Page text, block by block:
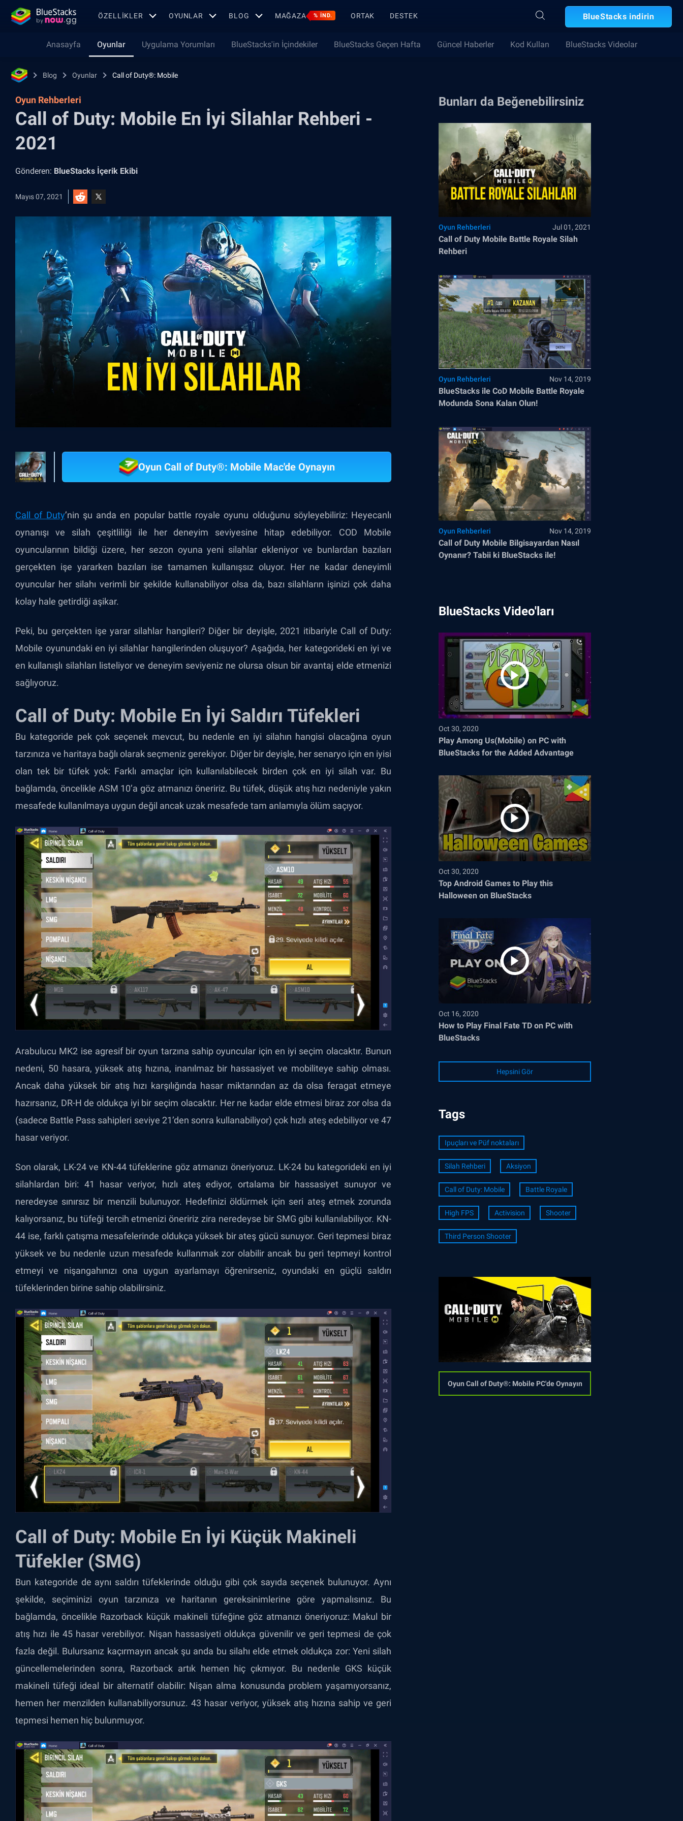
ÖZELLIKLER OYUNLAR BLOG MAĞAZA % IND. ORTAK DESTEK BlueStacks indirin
Anasayfa Oyunlar Uygulama Yorumları BlueStacks'in İçindekiler BlueStacks Geçen Hafta Güncel Haberler Kod Kullan BlueStacks Videolar
Blog Oyunlar Call of Duty®: Mobile
Oyun Rehberleri
Call of Duty: Mobile En İyi Sİlahlar Rehberi -
2021
Gönderen: BlueStacks İçerik Ekibi
Mayıs 07, 2021
Oyun Call of Duty®: Mobile Mac'de Oynayın
Call of Duty’nin şu anda en popular battle royale oyunu olduğunu söyleyebiliriz: Heyecanlı
oynanışı ve silah çeşitliliği ile her deneyim seviyesine hitap edebiliyor. COD Mobile
oyuncularının bildiği üzere, her sezon oyuna yeni silahlar ekleniyor ve bunlardan bazıları
gerçekten işe yararken bazıları ise tamamen kullanışsız oluyor. Her ne kadar deneyimli
oyuncular her silahı verimli bir şekilde kullanabiliyor olsa da, bazı silahların işinizi çok daha
kolay hale getirdiği aşikar.
Peki, bu gerçekten işe yarar silahlar hangileri? Diğer bir deyişle, 2021 itibariyle Call of Duty:
Mobile oyunundaki en iyi silahlar hangilerinden oluşuyor? Aşağıda, her kategorideki en iyi ve
en kullanışlı silahları listeliyor ve deneyim seviyeniz ne olursa olsun bir avantaj elde etmenizi
sağlıyoruz.
Call of Duty: Mobile En İyi Saldırı Tüfekleri
Bu kategoride pek çok seçenek mevcut, bu nedenle en iyi silahın hangisi olacağına oyun
tarzınıza ve haritaya bağlı olarak seçmeniz gerekiyor. Diğer bir deyişle, her senaryo için en iyisi
olan tek bir tüfek yok: Farklı amaçlar için kullanılabilecek birden çok en iyi silah var. Bu
bağlamda, öncelikle ASM 10’a göz atmanızı öneririz. Bu tüfek, düşük atış hızı nedeniyle yakın
mesafede kullanılmaya uygun değil ancak uzak mesafede tam anlamıyla ölüm saçıyor.
Arabulucu MK2 ise agresif bir oyun tarzına sahip oyuncular için en iyi seçim olacaktır. Bunun
nedeni, 50 hasara, yüksek atış hızına, inanılmaz bir hassasiyet ve mobiliteye sahip olması.
Ancak daha yüksek bir atış hızı karşılığında hasar miktarından az da olsa feragat etmeye
hazırsanız, DR-H de oldukça iyi bir seçim olacaktır. Her ne kadar elde etmesi biraz zor olsa da
(sadece Battle Pass sahipleri seviye 21’den sonra kullanabiliyor) çok hızlı ateş edebiliyor ve 47
hasar veriyor.
Son olarak, LK-24 ve KN-44 tüfeklerine göz atmanızı öneriyoruz. LK-24 bu kategorideki en iyi
silahlardan biri: 41 hasar veriyor, hızlı ateş ediyor, ortalama bir hassasiyet sunuyor ve
neredeyse sınırsız bir menzili bulunuyor. Hedefinizi öldürmek için seri ateş etmek zorunda
kalıyorsanız, bu tüfeği tercih etmenizi öneririz zira neredeyse bir SMG gibi kullanılabiliyor. KN-
44 ise, farklı çatışma mesafelerinde oldukça yüksek bir ateş gücü sunuyor. Geri tepmesi biraz
yüksek ve bu nedenle uzun mesafede kullanmak zor olabilir ancak bu geri tepmeyi kontrol
etmeyi ve nişangahınızı ona uygun ayarlamayı öğrenirseniz, oyundaki en güçlü saldırı
tüfeklerinden birine sahip olabilirsiniz.
Call of Duty: Mobile En İyi Küçük Makineli
Tüfekler (SMG)
Bun kategoride de aynı saldırı tüfeklerinde olduğu gibi çok sayıda seçenek bulunuyor. Aynı
şekilde, seçiminizi oyun tarzınıza ve haritanın gereksinimlerine göre yapmalısınız. Bu
bağlamda, öncelikle Razorback küçük makineli tüfeğine göz atmanızı öneriyoruz: Makul bir
atış hızı ile 45 hasar verebiliyor. Nişan hassasiyeti oldukça güvenilir ve geri tepmesi de çok
fazla değil. Bulursanız kaçırmayın ancak şu anda bu silahı elde etmek oldukça zor: Yeni silah
güncellemelerinden sonra, Razorback artık hemen hiç çıkmıyor. Bu nedenle GKS küçük
makineli tüfeği ideal bir alternatif olabilir: Nişan alma konusunda problem yaşamıyorsanız,
hemen her menzilden kullanabiliyorsunuz. 43 hasar veriyor, yüksek atış hızına sahip ve geri
tepmesi hemen hiç bulunmuyor.
Bunları da Beğenebilirsiniz
Oyun Rehberleri Jul 01, 2021
Call of Duty Mobile Battle Royale Silah
Rehberi
Oyun Rehberleri Nov 14, 2019
BlueStacks ile CoD Mobile Battle Royale
Modunda Sona Kalan Olun!
Oyun Rehberleri Nov 14, 2019
Call of Duty Mobile Bilgisayardan Nasıl
Oynanır? Tabii ki BlueStacks ile!
BlueStacks Video'ları
Oct 30, 2020
Play Among Us(Mobile) on PC with
BlueStacks for the Added Advantage
Oct 30, 2020
Top Android Games to Play this
Halloween on BlueStacks
Oct 16, 2020
How to Play Final Fate TD on PC with
BlueStacks
Hepsini Gör
Tags
Ipuçları ve Püf noktaları
Silah Rehberi Aksiyon
Call of Duty: Mobile Battle Royale
High FPS Activision Shooter
Third Person Shooter
Oyun Call of Duty®: Mobile PC'de Oynayın